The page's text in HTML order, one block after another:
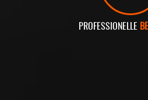
PROFESSIONELLE